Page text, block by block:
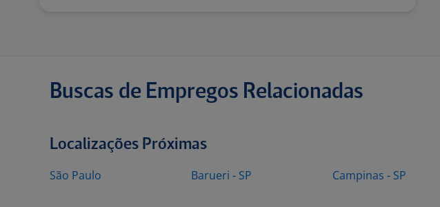
Buscas de Empregos Relacionadas
Localizações Próximas
São Paulo Barueri - SP Campinas - SP